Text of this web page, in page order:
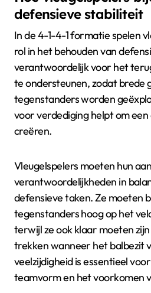
defensieve stabiliteit
In de 4-1-4-1 formatie spelen
rol in het behouden van
verantwoordelijk voor het
te ondersteunen, zodat brede
tegenstanders worden
voor verdediging helpt om
creëren.
Vleugelspelers moeten hun
verantwoordelijkheden in
defensieve taken. Ze moeten
tegenstanders hoog op het
terwijl ze ook klaar moeten
trekken wanneer het balbezit
veelzijdigheid is essentieel
teamvorm en het voorkomen